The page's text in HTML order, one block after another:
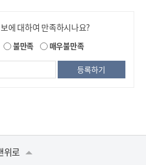
에 대하여 만족하시나요?
불만족 매우불만족
위로